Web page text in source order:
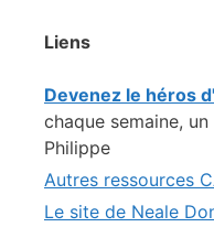
Liens
Devenez le héros
chaque semaine,
Philippe
Autres ressources
Le site de Neale